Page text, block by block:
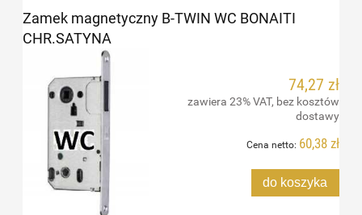
Zamek magnetyczny B-TWIN WC BONAITI
CHR.SATYNA
74,27 zł
zawiera 23% VAT, bez kosztów
dostawy
Cena netto: 60,38 zł
do koszyka